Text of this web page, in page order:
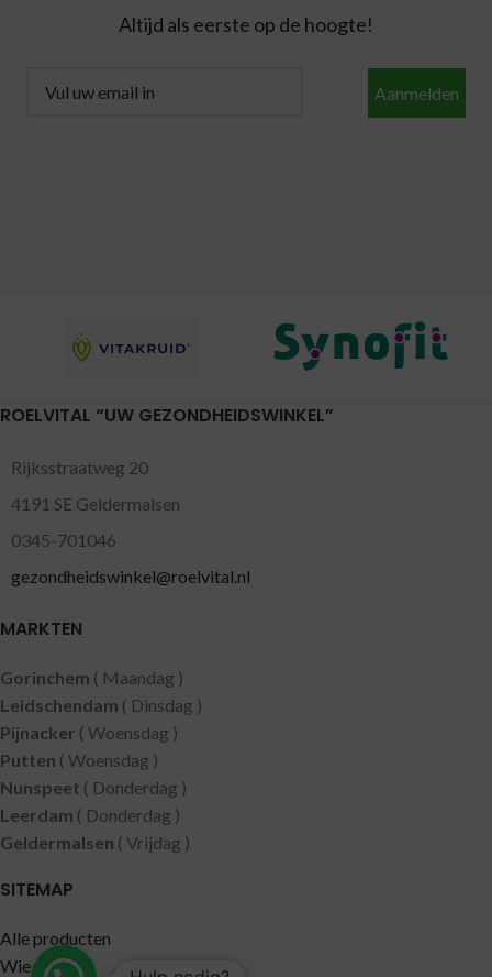
Altijd als eerste op de hoogte!
Aanmelden
ROELVITAL “UW GEZONDHEIDSWINKEL”
Rijksstraatweg 20
4191 SE Geldermalsen
0345-701046
gezondheidswinkel@roelvital.nl
MARKTEN
Gorinchem ( Maandag )
Leidschendam ( Dinsdag )
Pijnacker ( Woensdag )
Putten ( Woensdag )
Nunspeet ( Donderdag )
Leerdam ( Donderdag )
Geldermalsen ( Vrijdag )
SITEMAP
Alle producten
Wie zijn wij